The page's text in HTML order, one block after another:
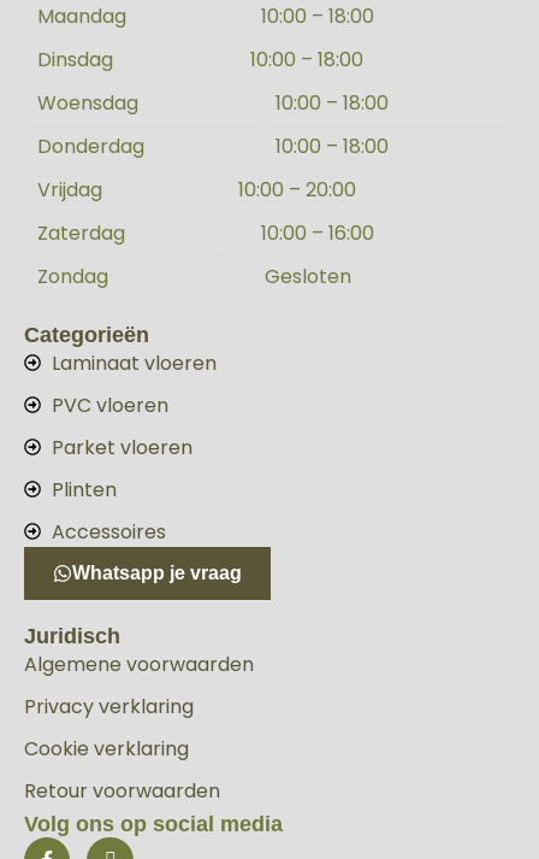
Maandag
10:00 – 18:00
Dinsdag
10:00 – 18:00
Woensdag
10:00 – 18:00
Donderdag
10:00 – 18:00
Vrijdag
10:00 – 20:00
Zaterdag
10:00 – 16:00
Zondag
Gesloten
Categorieën
Laminaat vloeren
PVC vloeren
Parket vloeren
Plinten
Accessoires
Whatsapp je vraag
Juridisch
Algemene voorwaarden
Privacy verklaring
Cookie verklaring
Retour voorwaarden
Volg ons op social media